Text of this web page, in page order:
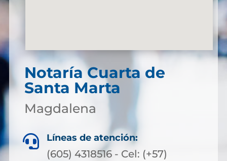
Notaría Cuarta de
Santa Marta
Magdalena
 Líneas de atención:
(605) 4318516 - Cel: (+57)